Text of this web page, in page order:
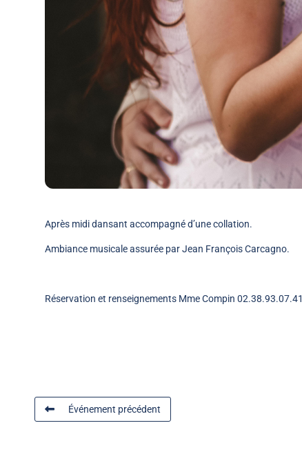
Après midi dansant accompagné d’une collation.
Ambiance musicale assurée par Jean François Carcagno.
Réservation et renseignements Mme Compin 02.38.93.07.41
Événement précédent